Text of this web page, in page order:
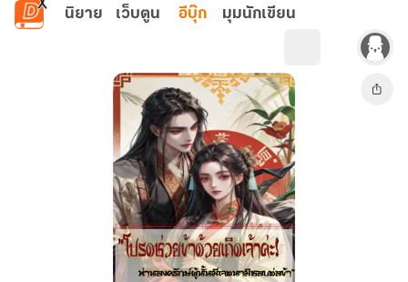
ข้ามไปยังเนื้อหาหลัก
นิยาย เว็บตูน อีบุ๊ก มุมนักเขียน